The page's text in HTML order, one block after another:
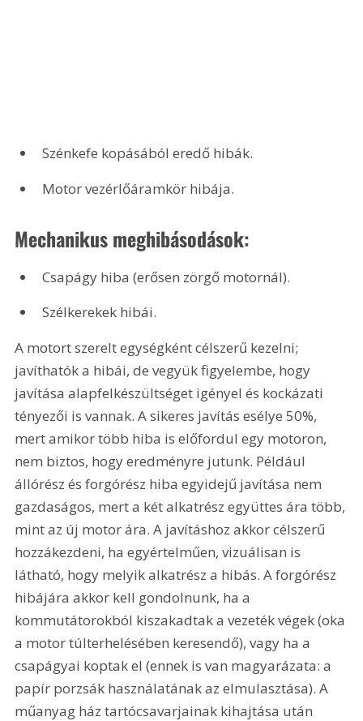
Szénkefe kopásából eredő hibák.
Motor vezérlőáramkör hibája.
Mechanikus meghibásodások:
Csapágy hiba (erősen zörgő motornál).
Szélkerekek hibái.
A motort szerelt egységként célszerű kezelni;
javíthatók a hibái, de vegyük figyelembe, hogy
javítása alapfelkészültséget igényel és kockázati
tényezői is vannak. A sikeres javítás esélye 50%,
mert amikor több hiba is előfordul egy motoron,
nem biztos, hogy eredményre jutunk. Például
állórész és forgórész hiba egyidejű javítása nem
gazdaságos, mert a két alkatrész együttes ára több,
mint az új motor ára. A javításhoz akkor célszerű
hozzákezdeni, ha egyértelműen, vizuálisan is
látható, hogy melyik alkatrész a hibás. A forgórész
hibájára akkor kell gondolnunk, ha a
kommutátorokból kiszakadtak a vezeték végek (oka
a motor túlterhelésében keresendő), vagy ha a
csapágyai koptak el (ennek is van magyarázata: a
papír porzsák használatának az elmulasztása). A
műanyag ház tartócsavarjainak kihajtása után